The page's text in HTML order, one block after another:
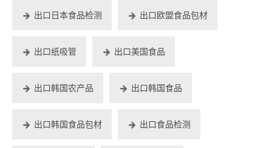
出口日本食品检测 出口欧盟食品包材
出口纸吸管 出口美国食品
出口韩国农产品 出口韩国食品
出口韩国食品包材 出口食品检测